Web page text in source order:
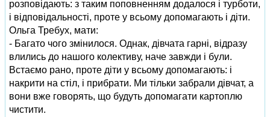
розповідають: з таким поповненням додалося і турботи,
і відповідальності, проте у всьому допомагають і діти.
Ольга Требух, мати:
- Багато чого змінилося. Однак, дівчата гарні, відразу
влились до нашого колективу, наче завжди і були.
Встаємо рано, проте діти у всьому допомагають: і
накрити на стіл, і прибрати. Ми тільки забрали дівчат, а
вони вже говорять, що будуть допомагати картоплю
чистити.